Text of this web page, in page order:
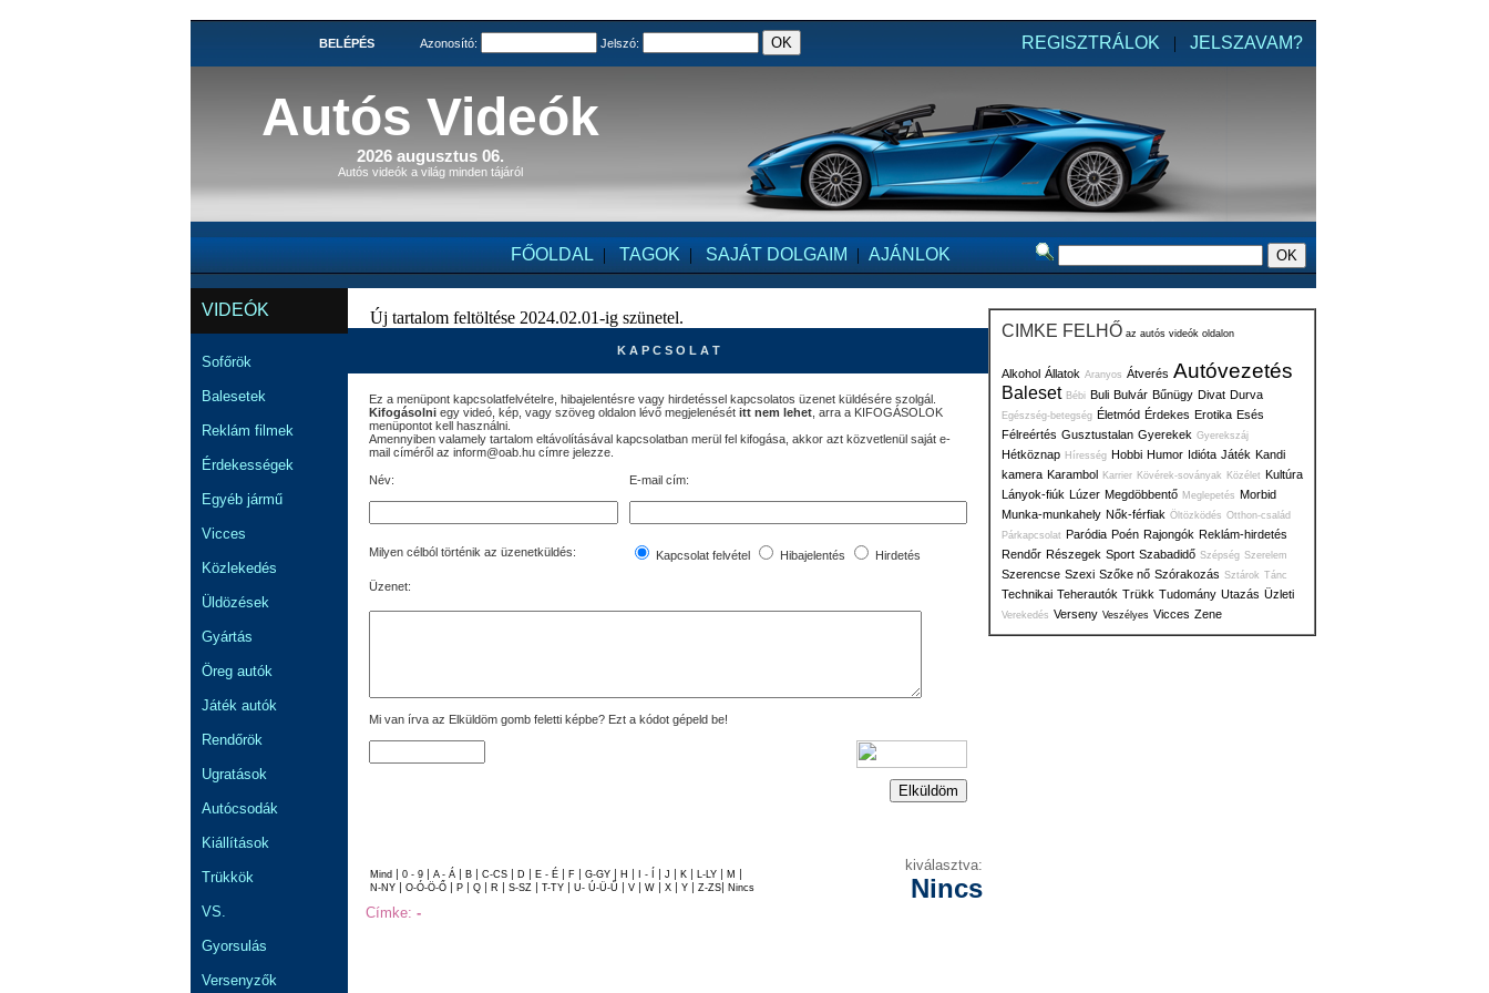
BELÉPÉS Azonosító: Jelszó: REGISZTRÁLOK | JELSZAVAM?
Autós Videók
2026 augusztus 06.
Autós videók a világ minden tájáról
FŐOLDAL | TAGOK | SAJÁT DOLGAIM | AJÁNLOK
VIDEÓK
Sofőrök
Balesetek
Reklám filmek
Érdekességek
Egyéb jármű
Vicces
Közlekedés
Üldözések
Gyártás
Öreg autók
Játék autók
Rendőrök
Ugratások
Autócsodák
Kiállítások
Trükkök
VS.
Gyorsulás
Versenyzők
CIMKE FELHŐ az autós videók oldalon
Alkohol Állatok Aranyos Átverés Autóvezetés
Baleset Bébi Buli Bulvár Bűnügy Divat Durva
Egészség-betegség Életmód Érdekes Erotika Esés
Félreértés Gusztustalan Gyerekek Gyerekszáj
Hétköznap Híresség Hobbi Humor Idióta Játék Kandi
kamera Karambol Karrier Kövérek-soványak Közélet Kultúra
Lányok-fiúk Lúzer Megdöbbentő Meglepetés Morbid
Munka-munkahely Nők-férfiak Öltözködés Otthon-család
Párkapcsolat Paródia Poén Rajongók Reklám-hirdetés
Rendőr Részegek Sport Szabadidő Szépség Szerelem
Szerencse Szexi Szőke nő Szórakozás Sztárok Tánc
Technikai Teherautók Trükk Tudomány Utazás Üzleti
Verekedés Verseny Veszélyes Vicces Zene
Új tartalom feltöltése 2024.02.01-ig szünetel.
K A P C S O L A T
Ez a menüpont kapcsolatfelvételre, hibajelentésre vagy hirdetéssel kapcsolatos üzenet küldésére szolgál.
Kifogásolni egy videó, kép, vagy szöveg oldalon lévő megjelenését itt nem lehet , arra a KIFOGÁSOLOK
menüpontot kell használni.
Amennyiben valamely tartalom eltávolításával kapcsolatban merül fel kifogása, akkor azt közvetlenül saját e-
mail címéről az inform@oab.hu címre jelezze.
Név: E-mail cím:
Milyen célból történik az üzenetküldés: Kapcsolat felvétel Hibajelentés Hirdetés
Üzenet:
Mi van írva az Elküldöm gomb feletti képbe? Ezt a kódot gépeld be!
Mind | 0 - 9 | A - Á | B | C-CS | D | E - É | F | G-GY | H | I - Í | J | K | L-LY | M |
N-NY | O-Ó-Ö-Ő | P | Q | R | S-SZ | T-TY | U- Ú-Ü-Ű | V | W | X | Y | Z-ZS| Nincs
kiválasztva:
Nincs
Címke: -